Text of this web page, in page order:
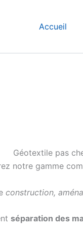
Accueil
Géotextile pas
notre gamme
construction,
séparation des